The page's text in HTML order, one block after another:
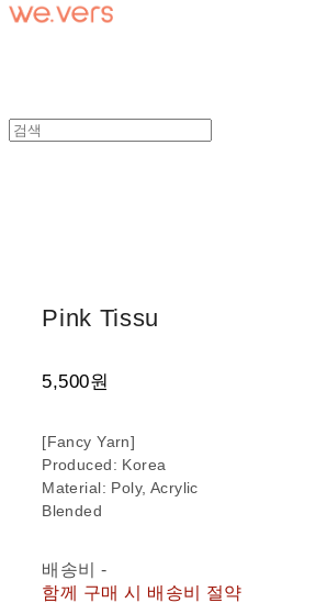
Pink Tissu
5,500원
[Fancy Yarn]
Produced: Korea
Material: Poly, Acrylic
Blended
배송비-
함께 구매 시 배송비 절약